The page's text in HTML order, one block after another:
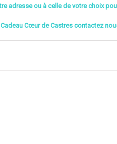
adresse ou à celle de votre choix
Cœur de Castres contactez